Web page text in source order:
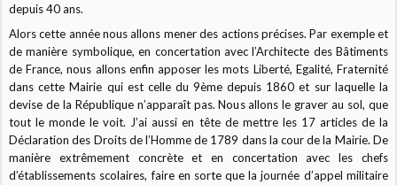
depuis 40 ans.
Alors cette année nous allons mener des actions précises. Par exemple et
de manière symbolique, en concertation avec l’Architecte des Bâtiments
de France, nous allons enfin apposer les mots Liberté, Egalité, Fraternité
dans cette Mairie qui est celle du 9ème depuis 1860 et sur laquelle la
devise de la République n’apparaît pas. Nous allons le graver au sol, que
tout le monde le voit. J’ai aussi en tête de mettre les 17 articles de la
Déclaration des Droits de l’Homme de 1789 dans la cour de la Mairie. De
manière extrêmement concrète et en concertation avec les chefs
d’établissements scolaires, faire en sorte que la journée d’appel militaire